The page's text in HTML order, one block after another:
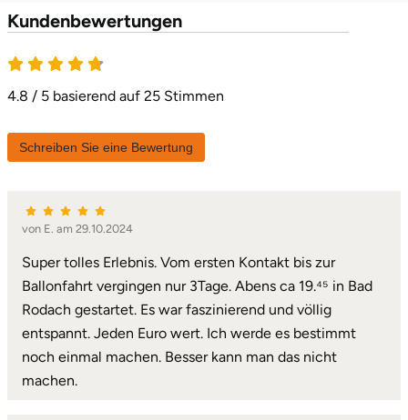
Kundenbewertungen
4.8 von 5
4.8 / 5 basierend auf 25 Stimmen
Schreiben Sie eine Bewertung
von E. am 29.10.2024
Super tolles Erlebnis. Vom ersten Kontakt bis zur
Ballonfahrt vergingen nur 3Tage. Abens ca 19.⁴⁵ in Bad
Rodach gestartet. Es war faszinierend und völlig
entspannt. Jeden Euro wert. Ich werde es bestimmt
noch einmal machen. Besser kann man das nicht
machen.